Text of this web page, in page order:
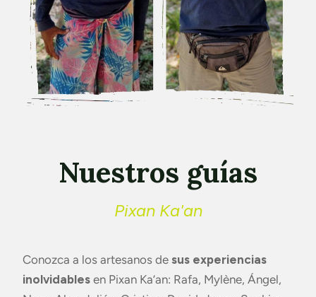
Nuestros guías
Pixan Ka'an
Conozca a los artesanos de sus experiencias
inolvidables en Pixan Ka’an: Rafa, Mylène, Ángel,